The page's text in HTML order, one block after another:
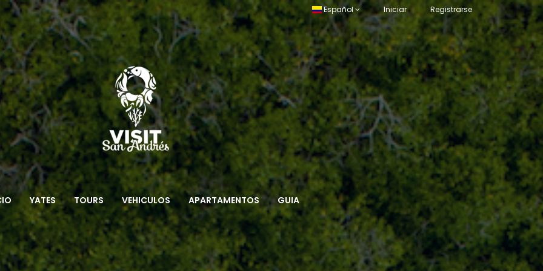
Español Iniciar Registrarse
YATES TOURS VEHICULOS APARTAMENTOS GUIA